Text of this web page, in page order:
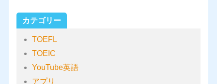
カテゴリー
TOEFL
TOEIC
YouTube英語
アプリ